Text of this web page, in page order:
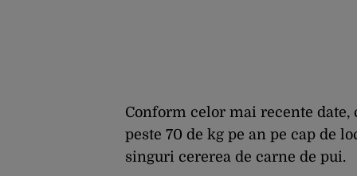
Conform celor mai recente date,
peste 70 de kg pe an pe cap de
singuri cererea de carne de pui.